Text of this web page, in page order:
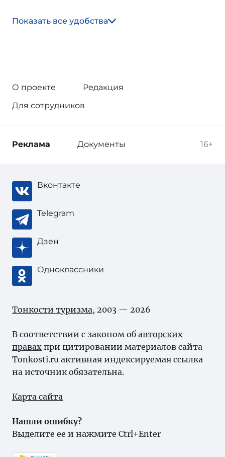
Показать все удобства
О проекте
Редакция
Для сотрудников
16+
Реклама Документы
Вконтакте
Telegram
Дзен
Одноклассники
Тонкости туризма, 2003 — 2026
В соответствии с законом об авторских
правах при цитировании материалов сайта
Tonkosti.ru активная индексируемая ссылка
на источник обязательна.
Карта сайта
Нашли ошибку?
Выделите ее и нажмите Ctrl+Enter